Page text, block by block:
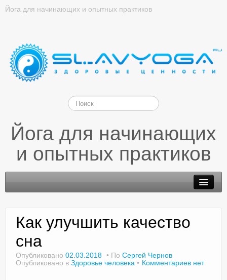
Йога для начинающих и опытных практиков
Йога для начинающих
и опытных практиков
Доктор Чернов
Как улучшить качество
сна
Опубликовано 02.03.2018 По Сергей Чернов
Опубликовано в Здоровье человека Комментариев нет